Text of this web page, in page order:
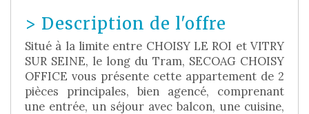
> Description de l'offre
Situé à la limite entre CHOISY LE ROI et VITRY
SUR SEINE, le long du Tram, SECOAG CHOISY
OFFICE vous présente cette appartement de 2
pièces principales, bien agencé, comprenant
une entrée, un séjour avec balcon, une cuisine,